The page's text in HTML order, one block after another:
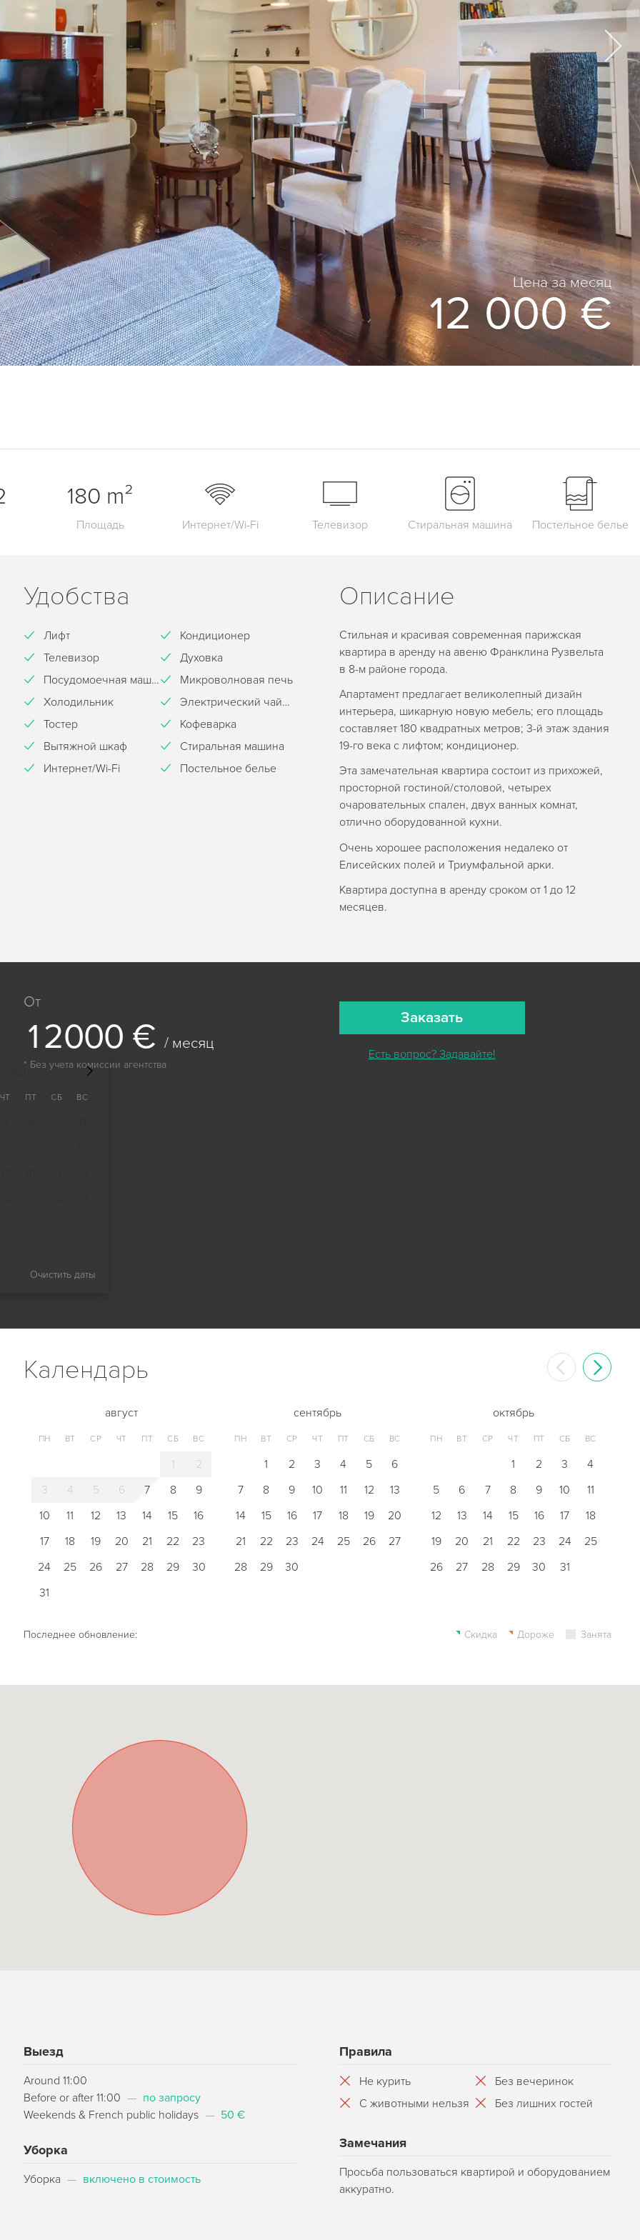
Цена за месяц
12 000 €
Площадь
180 m²
Интернет/Wi-Fi Телевизор Стиральная машина Постельное белье
Удобства
Лифт
Кондиционер
Телевизор
Духовка
Посудомоечная машина
Микроволновая печь
Холодильник
Электрический чайник
Тостер
Кофеварка
Вытяжной шкаф
Стиральная машина
Интернет/Wi-Fi
Постельное белье
Описание
Стильная и красивая современная парижская
квартира в аренду на авеню Франклина Рузвельта
в 8-м районе города.
Апартамент предлагает великолепный дизайн
интерьера, шикарную новую мебель; его площадь
составляет 180 квадратных метров; 3-й этаж здания
19-го века с лифтом; кондиционер.
Эта замечательная квартира состоит из прихожей,
просторной гостиной/столовой, четырех
очаровательных спален, двух ванных комнат,
отлично оборудованной кухни.
Очень хорошее расположения недалеко от
Елисейских полей и Триумфальной арки.
Квартира доступна в аренду сроком от 1 до 12
месяцев.
ЧТ ПТ СБ ВС
Очистить даты
От
12000 € / месяц
* Без учета комиссии агентства
Заказать
Есть вопрос? Задавайте!
Календарь
август
ПН ВТ СР ЧТ ПТ СБ ВС
1
2
3
4 5 6 7 8
9
10
11 12 13 14 15
16
17
18 19 20 21 22
23
24
25 26 27 28 29
30
31
сентябрь
ПН ВТ СР ЧТ ПТ СБ ВС
1 2 3 4 5
6
7
8 9 10 11 12
13
14
15 16 17 18 19
20
21
22 23 24 25 26
27
28
29 30
октябрь
ПН ВТ СР ЧТ ПТ СБ ВС
1 2 3
4
5
6 7 8 9 10
11
12
13 14 15 16 17
18
19
20 21 22 23 24
25
26
27 28 29 30 31
Последнее обновление: Скидка Дороже Занята
Выезд
Around 11:00
Before or after 11:00 — по запросу
Weekends & French public holidays — 50 €
Уборка
Уборка — включено в стоимость
Правила
Не курить
Без вечеринок
С животными нельзя
Без лишних гостей
Замечания
Просьба пользоваться квартирой и оборудованием
аккуратно.